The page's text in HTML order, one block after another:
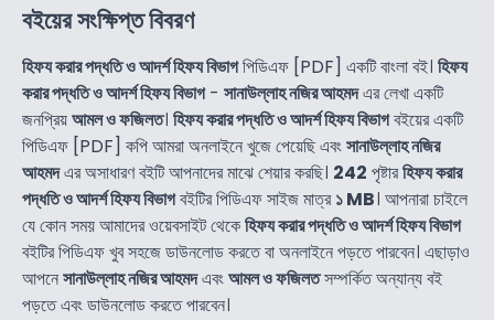
বইয়ের সংক্ষিপ্ত বিবরণ
হিফয করার পদ্ধতি ও আদর্শ হিফয বিভাগপিডিএফ [PDF] একটি বাংলা বই। হিফয
করার পদ্ধতি ও আদর্শ হিফয বিভাগ- সানাউল্লাহ নজির আহমদএর লেখা একটি
জনপ্রিয়আমল ও ফজিলত। হিফয করার পদ্ধতি ও আদর্শ হিফয বিভাগবইয়ের একটি
পিডিএফ [PDF] কপি আমরা অনলাইনে খুজে পেয়েছি এবংসানাউল্লাহ নজির
আহমদএর অসাধারণ বইটি আপনাদের মাঝে শেয়ার করছি। 242 পৃষ্টারহিফয করার
পদ্ধতি ও আদর্শ হিফয বিভাগবইটির পিডিএফ সাইজ মাত্র১ MB। আপনারা চাইলে
যে কোন সময় আমাদের ওয়েবসাইট থেকেহিফয করার পদ্ধতি ও আদর্শ হিফয বিভাগ
বইটির পিডিএফ খুব সহজে ডাউনলোড করতে বা অনলাইনে পড়তে পারবেন। এছাড়াও
আপনেসানাউল্লাহ নজির আহমদএবংআমল ও ফজিলতসম্পর্কিত অন্যান্য বই
পড়তে এবং ডাউনলোড করতে পারবেন।